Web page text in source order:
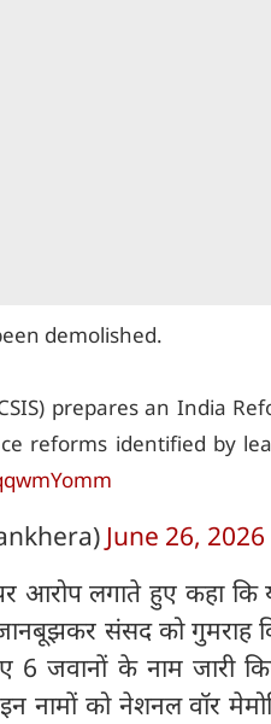
demolished.
prepares an India
reforms identified by
June 26, 2026
आरोप लगाते हुए कहा कि
जानबूझकर संसद को गुमराह
जवानों के नाम जारी
नामों को नेशनल वॉर